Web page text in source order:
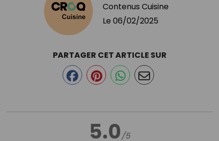
Contenus Cuisine
Le 06/02/2025
5.0/5
PARTAGER CET ARTICLE SUR